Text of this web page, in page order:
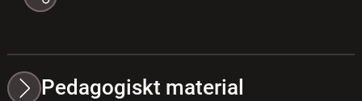
Pedagogiskt material